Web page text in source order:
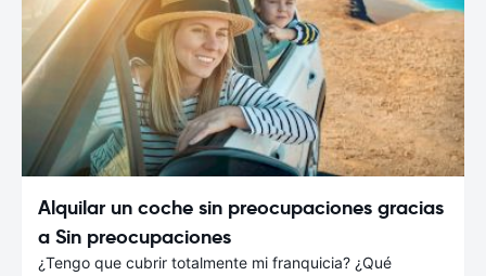
Alquilar un coche sin preocupaciones gracias
a Sin preocupaciones
¿Tengo que cubrir totalmente mi franquicia? ¿Qué